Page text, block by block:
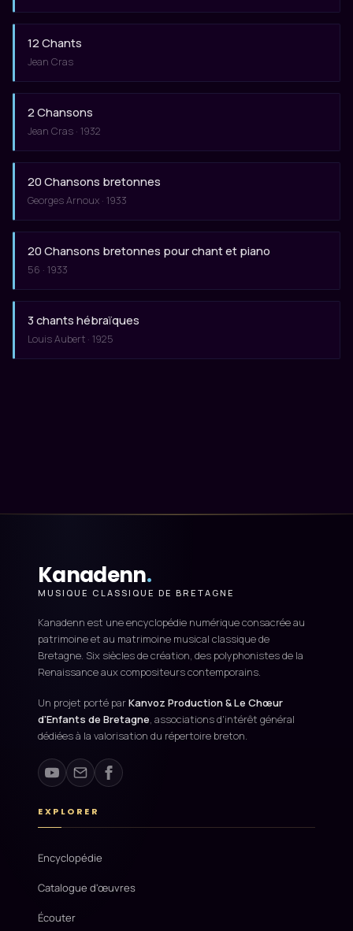
12 Chants
Jean Cras
2 Chansons
Jean Cras · 1932
20 Chansons bretonnes
Georges Arnoux · 1933
20 Chansons bretonnes pour chant et piano
56 · 1933
3 chants hébraïques
Louis Aubert · 1925
Kanadenn.
MUSIQUE CLASSIQUE DE BRETAGNE
Kanadenn est une encyclopédie numérique consacrée au
patrimoine et au matrimoine musical classique de
Bretagne. Six siècles de création, des polyphonistes de la
Renaissance aux compositeurs contemporains.
Un projet porté parKanvoz Production & Le Chœur
d'Enfants de Bretagne, associations d'intérêt général
dédiées à la valorisation du répertoire breton.
EXPLORER
Encyclopédie
Catalogue d'œuvres
Écouter